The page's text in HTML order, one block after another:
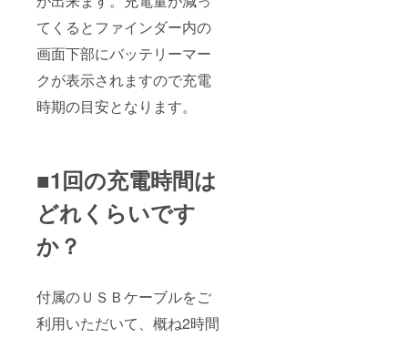
てくるとファインダー内の
画面下部にバッテリーマー
クが表示されますので充電
時期の目安となります。
■1回の充電時間は
どれくらいです
か？
付属のＵＳＢケーブルをご
利用いただいて、概ね2時間